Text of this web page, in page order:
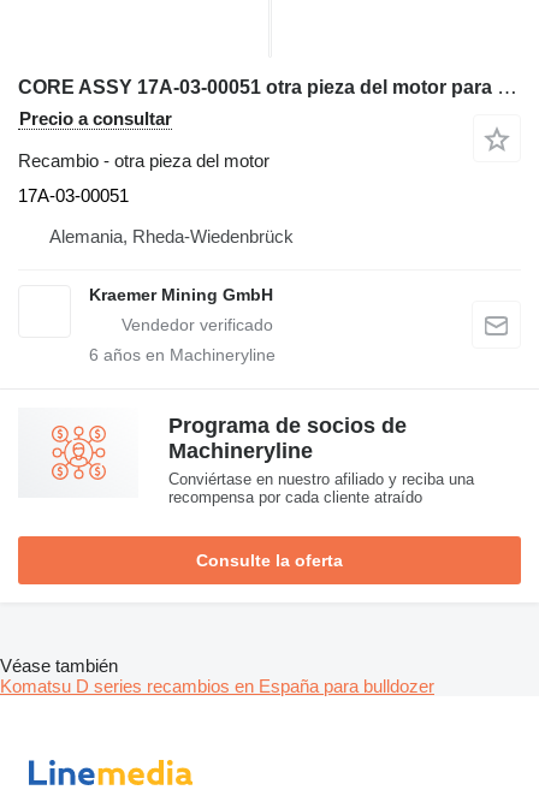
CORE ASSY 17A-03-00051 otra pieza del motor para Komatsu D155A bulldozer
Precio a consultar
Recambio - otra pieza del motor
17A-03-00051
Alemania, Rheda-Wiedenbrück
Kraemer Mining GmbH
6 años en Machineryline
Programa de socios de
Machineryline
Conviértase en nuestro afiliado y reciba una
recompensa por cada cliente atraído
Consulte la oferta
Véase también
Komatsu D series recambios en España para bulldozer